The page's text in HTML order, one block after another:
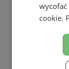
cookie.